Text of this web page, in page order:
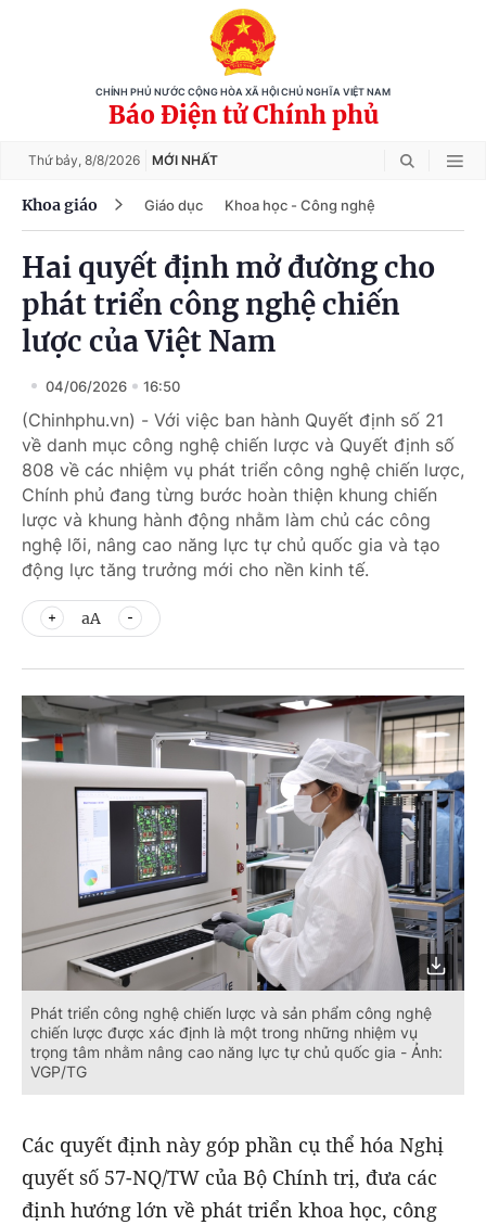
CHÍNH PHỦ NƯỚC CỘNG HÒA XÃ HỘI CHỦ NGHĨA VIỆT NAM
Báo Điện tử Chính phủ
Thứ bảy, 8/8/2026 MỚI NHẤT
Khoa giáo Giáo dục Khoa học - Công nghệ
Hai quyết định mở đường cho
phát triển công nghệ chiến
lược của Việt Nam
04/06/2026 16:50
(Chinhphu.vn) - Với việc ban hành Quyết định số 21
về danh mục công nghệ chiến lược và Quyết định số
808 về các nhiệm vụ phát triển công nghệ chiến lược,
Chính phủ đang từng bước hoàn thiện khung chiến
lược và khung hành động nhằm làm chủ các công
nghệ lõi, nâng cao năng lực tự chủ quốc gia và tạo
động lực tăng trưởng mới cho nền kinh tế.
aA
Phát triển công nghệ chiến lược và sản phẩm công nghệ
chiến lược được xác định là một trong những nhiệm vụ
trọng tâm nhằm nâng cao năng lực tự chủ quốc gia - Ảnh:
VGP/TG
Các quyết định này góp phần cụ thể hóa Nghị
quyết số 57-NQ/TW của Bộ Chính trị, đưa các
định hướng lớn về phát triển khoa học, công